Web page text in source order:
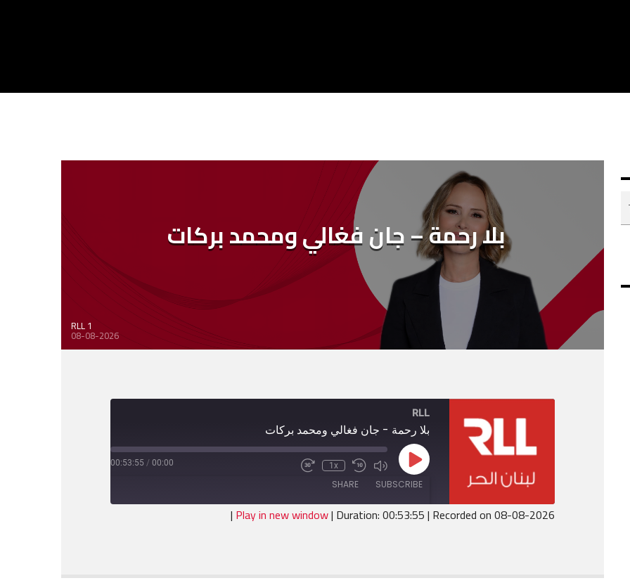
بلا رحمة – جان فغالي ومحمد بركات
RLL 1
08-08-2026
RLL
بلا رحمة - جان فغالي ومحمد بركات
Play
Episode
Mute/Unmute
Episode
Rewind
10
1x
Fast
seconds
00:00
/
00:53:55
SUBSCRIBE
SHARE
| Play in new window| Duration: 00:53:55| Recorded on 08-08-2026